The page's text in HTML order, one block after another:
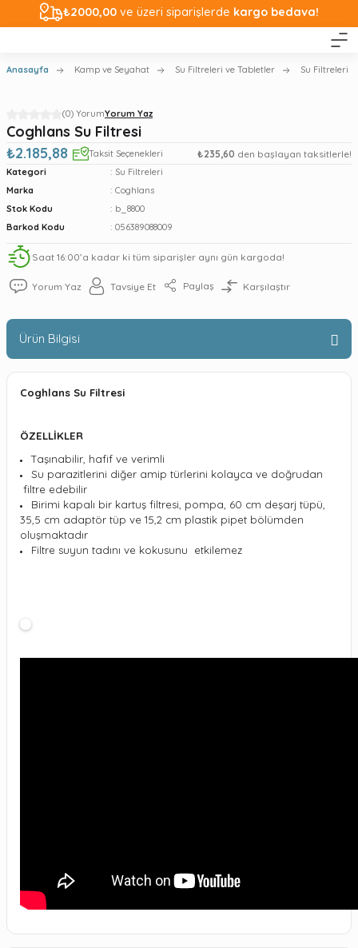
₺2000,00 ve üzeri siparişlerde kargo bedava!
Anasayfa Kamp ve Seyahat Su Filtreleri ve Tabletler Su Filtreleri
(0) YorumYorum Yaz
Coghlans Su Filtresi
₺2.185,88
Taksit Seçenekleri ₺235,60 den başlayan taksitlerle!
Kategori
Su Filtreleri
Marka
Coghlans
Stok Kodu
b_8800
Barkod Kodu
056389088009
Saat 16:00’a kadar ki tüm siparişler aynı gün kargoda!
Yorum Yaz Tavsiye Et Paylaş Karşılaştır
Ürün Bilgisi
Coghlans Su Filtresi
ÖZELLİKLER
Taşınabilir, hafif ve verimli
Su parazitlerini diğer amip türlerini kolayca ve doğrudan
filtre edebilir
Birimi kapalı bir kartuş filtresi, pompa, 60 cm deşarj tüpü,
35,5 cm adaptör tüp ve 15,2 cm plastik pipet bölümden
oluşmaktadır
Filtre suyun tadını ve kokusunu etkilemez